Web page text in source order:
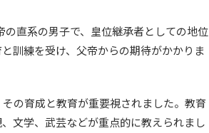
直系の男子で、皇位継承者としての地位
訓練を受け、父帝からの期待がかかりま
の育成と教育が重要視されました。教育
文学、武芸などが重点的に教えられまし